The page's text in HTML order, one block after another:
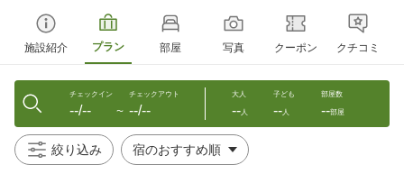
施設紹介 プラン 部屋 写真 クーポン クチコミ
チェックイン
--/-- 〜
チェックアウト
--/--
大人
--人
子ども
--人
部屋数
--部屋
絞り込み